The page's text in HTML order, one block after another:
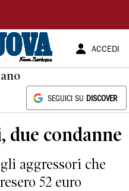
ACCEDI
SEGUICI SU DISCOVER
due condanne
aggressori che
52 euro